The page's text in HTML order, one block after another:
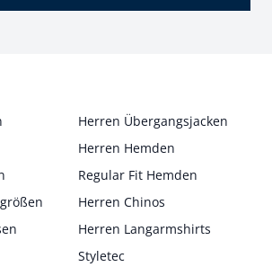
Herren Übergangsjacken
Herren Hemden
Regular Fit Hemden
Herren Chinos
Herren Langarmshirts
Styletec